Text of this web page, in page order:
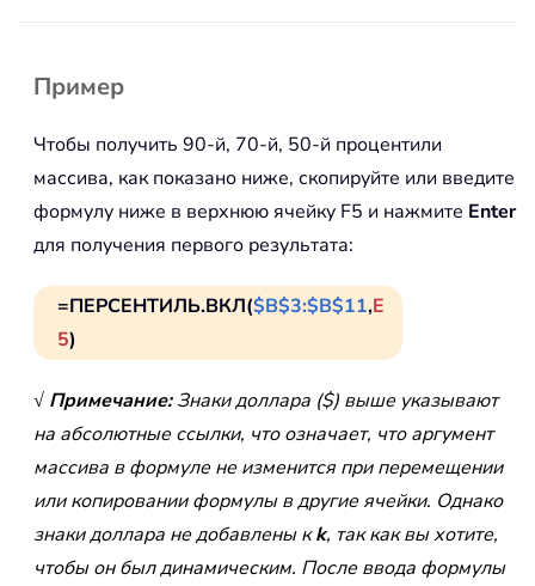
Пример
Чтобы получить 90-й, 70-й, 50-й процентили
массива, как показано ниже, скопируйте или введите
формулу ниже в верхнюю ячейку F5 и нажмите Enter
для получения первого результата:
=ПЕРСЕНТИЛЬ.ВКЛ($B$3:$B$11,E
5)
√ Примечание:Знаки доллара ($) выше указывают
на абсолютные ссылки, что означает, что аргумент
массива в формуле не изменится при перемещении
или копировании формулы в другие ячейки. Однако
знаки доллара не добавлены кk, так как вы хотите,
чтобы он был динамическим. После ввода формулы